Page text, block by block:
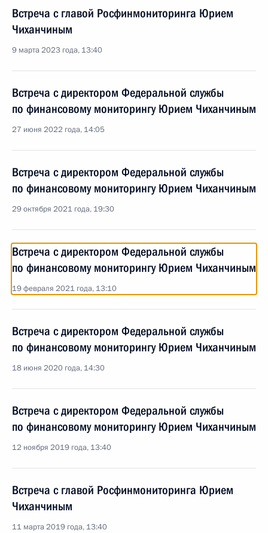
Встреча с главой Росфинмониторинга Юрием
Чиханчиным
9 марта 2023 года, 13:40
Встреча с директором Федеральной службы
по финансовому мониторингу Юрием Чиханчиным
27 июня 2022 года, 14:05
Встреча с директором Федеральной службы
по финансовому мониторингу Юрием Чиханчиным
29 октября 2021 года, 19:30
Встреча с директором Федеральной службы
по финансовому мониторингу Юрием Чиханчиным
19 февраля 2021 года, 13:10
Встреча с директором Федеральной службы
по финансовому мониторингу Юрием Чиханчиным
18 июня 2020 года, 14:30
Встреча с директором Федеральной службы
по финансовому мониторингу Юрием Чиханчиным
12 ноября 2019 года, 13:40
Встреча с главой Росфинмониторинга Юрием
Чиханчиным
11 марта 2019 года, 13:40